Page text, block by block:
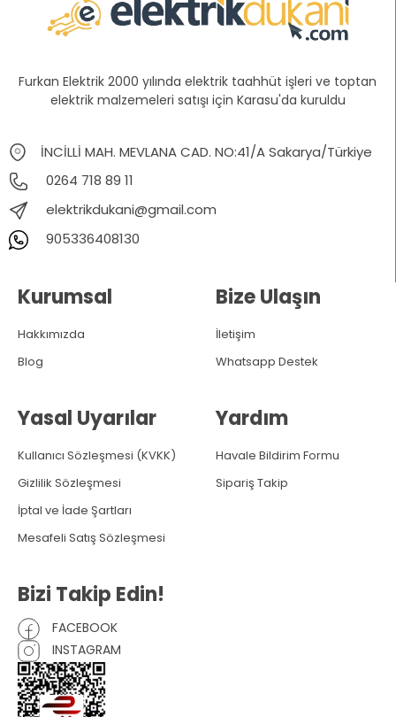
Furkan Elektrik 2000 yılında elektrik taahhüt işleri ve toptan
elektrik malzemeleri satışı için Karasu'da kuruldu
İNCİLLİ MAH. MEVLANA CAD. NO:41/A Sakarya/Türkiye
0264 718 89 11
elektrikdukani@gmail.com
905336408130
Kurumsal
Hakkımızda
Blog
Yasal Uyarılar
Kullanıcı Sözleşmesi (KVKK)
Gizlilik Sözleşmesi
İptal ve İade Şartları
Mesafeli Satış Sözleşmesi
Bize Ulaşın
İletişim
Whatsapp Destek
Yardım
Havale Bildirim Formu
Sipariş Takip
Bizi Takip Edin!
FACEBOOK
INSTAGRAM